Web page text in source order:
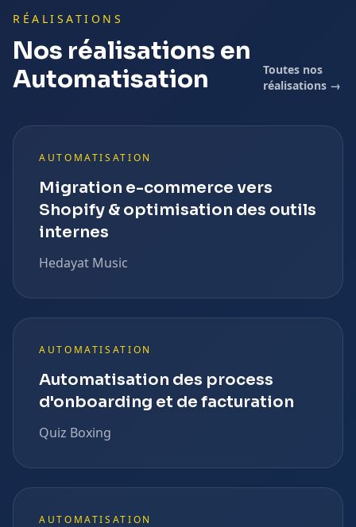
RÉALISATIONS
Nos réalisations en
Automatisation
Toutes nos
réalisations →
AUTOMATISATION
Migration e-commerce vers
Shopify & optimisation des outils
internes
Hedayat Music
AUTOMATISATION
Automatisation des process
d'onboarding et de facturation
Quiz Boxing
AUTOMATISATION